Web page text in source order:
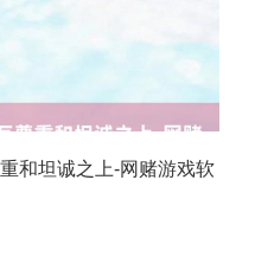
和坦诚之上-网赌游戏软